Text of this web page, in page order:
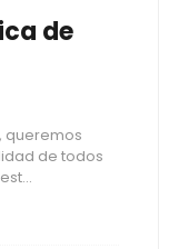
de
queremos
de todos